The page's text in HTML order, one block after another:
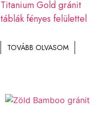
Titanium Gold gránit
táblák fényes felülettel
TOVÁBB OLVASOM